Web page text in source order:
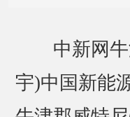
中新网牛
宇)中国新能